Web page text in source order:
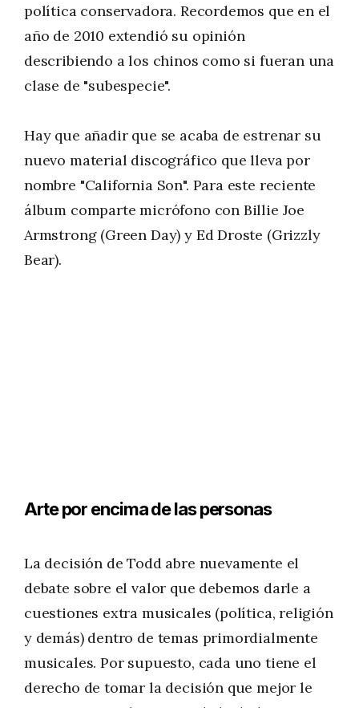
política conservadora. Recordemos que en el
año de 2010 extendió su opinión
describiendo a los chinos como si fueran una
clase de "subespecie".
Hay que añadir que se acaba de estrenar su
nuevo material discográfico que lleva por
nombre "California Son". Para este reciente
álbum comparte micrófono con Billie Joe
Armstrong (Green Day) y Ed Droste (Grizzly
Bear).
Arte por encima de las personas
La decisión de Todd abre nuevamente el
debate sobre el valor que debemos darle a
cuestiones extra musicales (política, religión
y demás) dentro de temas primordialmente
musicales. Por supuesto, cada uno tiene el
derecho de tomar la decisión que mejor le